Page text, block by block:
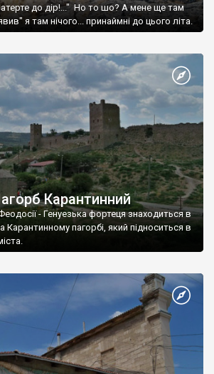
до дір!..." Но то шо? А мене ще там
я там нічого... принаймні до цього літа.
Карантинний
- Генуезька фортеця знаходиться в
Карантинному пагорбі, який підноситься в